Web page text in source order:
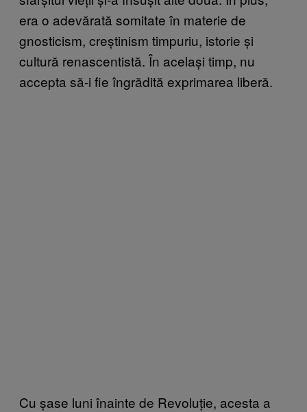
era o adevărată somitate în materie de
gnosticism, creștinism timpuriu, istorie și
cultură renascentistă. În același timp, nu
accepta să-i fie îngrădită exprimarea liberă.
Cu șase luni înainte de Revoluție, acesta a